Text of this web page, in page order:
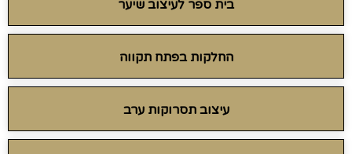
בית ספר לעיצוב שיער
החלקות בפתח תקווה
עיצוב תסרוקות ערב